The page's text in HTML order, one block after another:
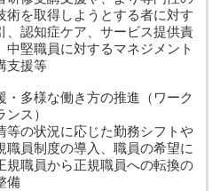
術を取得しようとする者に対す
、認知症ケア、サービス提供責
中堅職員に対するマネジメント
支援等
・多様な働き方の推進（ワーク
ス）
等の状況に応じた勤務シフトや
職員制度の導入、職員の希望に
規職員から正規職員への転換の
備